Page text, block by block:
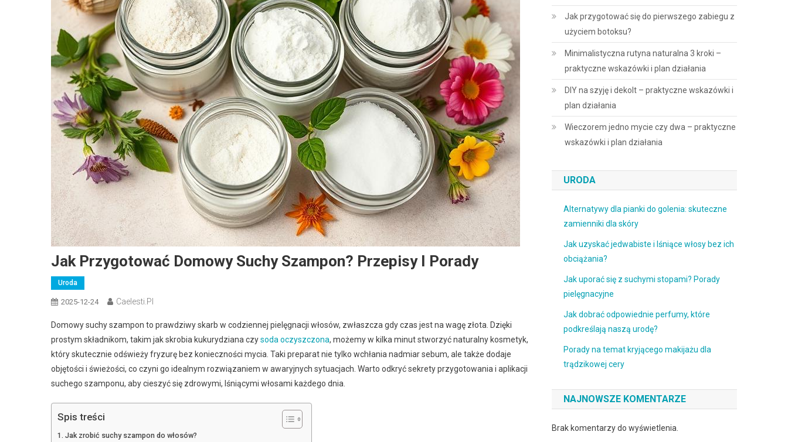
Jak Przygotować Domowy Suchy Szampon? Przepisy I Porady
Uroda
2025-12-24 Caelesti.pl
Domowy suchy szampon to prawdziwy skarb w codziennej pielęgnacji włosów, zwłaszcza gdy czas jest na wagę złota. Dzięki
prostym składnikom, takim jak skrobia kukurydziana czysoda oczyszczona, możemy w kilka minut stworzyć naturalny kosmetyk,
który skutecznie odświeży fryzurę bez konieczności mycia. Taki preparat nie tylko wchłania nadmiar sebum, ale także dodaje
objętości i świeżości, co czyni go idealnym rozwiązaniem w awaryjnych sytuacjach. Warto odkryć sekrety przygotowania i aplikacji
suchego szamponu, aby cieszyć się zdrowymi, lśniącymi włosami każdego dnia.
Spis treści
Jak zrobić suchy szampon do włosów?
Jak przygotować się do pierwszego zabiegu z
użyciem botoksu?
Minimalistyczna rutyna naturalna 3 kroki –
praktyczne wskazówki i plan działania
DIY na szyję i dekolt – praktyczne wskazówki i
plan działania
Wieczorem jedno mycie czy dwa – praktyczne
wskazówki i plan działania
URODA
Alternatywy dla pianki do golenia: skuteczne
zamienniki dla skóry
Jak uzyskać jedwabiste i lśniące włosy bez ich
obciążania?
Jak uporać się z suchymi stopami? Porady
pielęgnacyjne
Jak dobrać odpowiednie perfumy, które
podkreślają naszą urodę?
Porady na temat kryjącego makijażu dla
trądzikowej cery
NAJNOWSZE KOMENTARZE
Brak komentarzy do wyświetlenia.